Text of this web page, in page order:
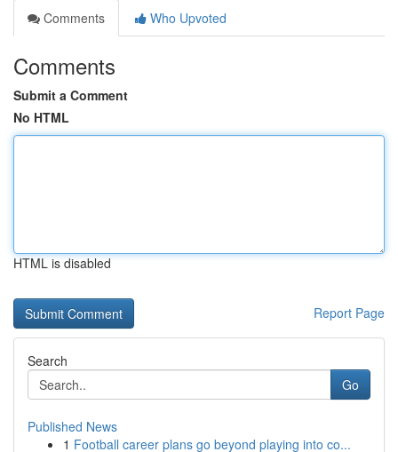
Comments
Who Upvoted
Comments
Submit a Comment
No HTML
HTML is disabled
Report Page
Search
Go
Published News
1 Football career plans go beyond playing into co...